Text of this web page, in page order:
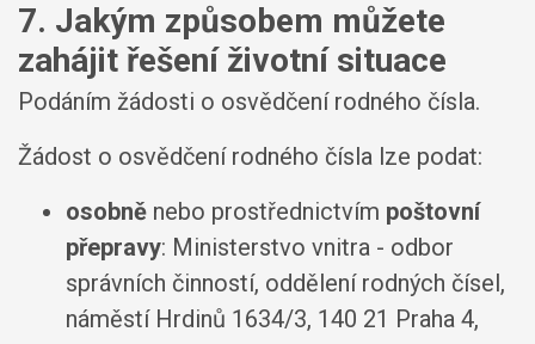
7. Jakým způsobem můžete
zahájit řešení životní situace
Podáním žádosti o osvědčení rodného čísla.
Žádost o osvědčení rodného čísla lze podat:
osobně nebo prostřednictvím poštovní
přepravy: Ministerstvo vnitra - odbor
správních činností, oddělení rodných čísel,
náměstí Hrdinů 1634/3, 140 21 Praha 4,